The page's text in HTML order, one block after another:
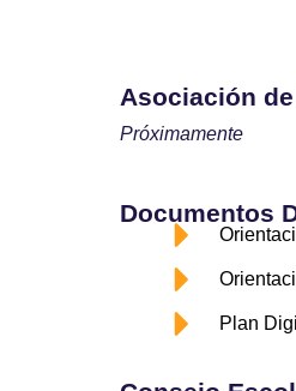
Asociación
Próximamente
Documentos
Plan